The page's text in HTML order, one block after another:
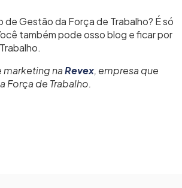
Gestão da Força de Trabalho? É só
também podeosso blog e ficar por
marketing naRevex, empresa que
Força de Trabalho.